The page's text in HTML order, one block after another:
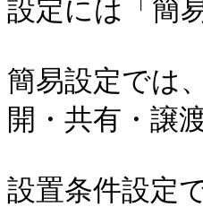
設定には「簡
簡易設定では
開・共有・譲
設置条件設定